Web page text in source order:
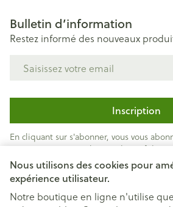
Nous utilisons des cookies pour
expérience utilisateur.
Notre boutique en ligne n'utilise
Bulletin d’information
Restez informé des nouveaux
Inscription
En cliquant sur s'abonner, vous vous
et acceptez notrepolitique de